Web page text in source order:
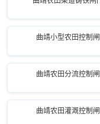
曲靖小型农田控制闸
曲靖农田分流控制闸
曲靖农田灌溉控制闸